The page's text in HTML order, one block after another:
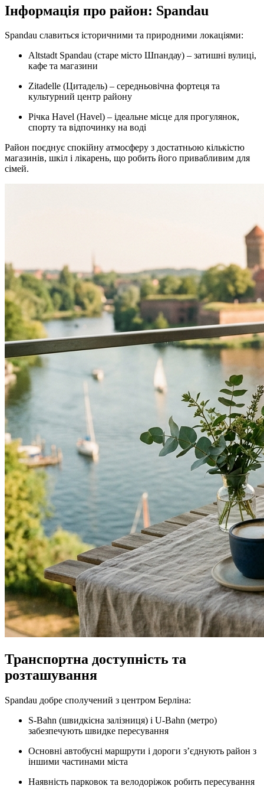
Інформація про район: Spandau
Spandau славиться історичними та природними локаціями:
Altstadt Spandau (старе місто Шпандау) – затишні вулиці,
кафе та магазини
Zitadelle (Цитадель) – середньовічна фортеця та
культурний центр району
Річка Havel (Havel) – ідеальне місце для прогулянок,
спорту та відпочинку на воді
Район поєднує спокійну атмосферу з достатньою кількістю
магазинів, шкіл і лікарень, що робить його привабливим для
сімей.
Транспортна доступність та
розташування
Spandau добре сполучений з центром Берліна:
S-Bahn (швидкісна залізниця) і U-Bahn (метро)
забезпечують швидке пересування
Основні автобусні маршрути і дороги з’єднують район з
іншими частинами міста
Наявність парковок та велодоріжок робить пересування